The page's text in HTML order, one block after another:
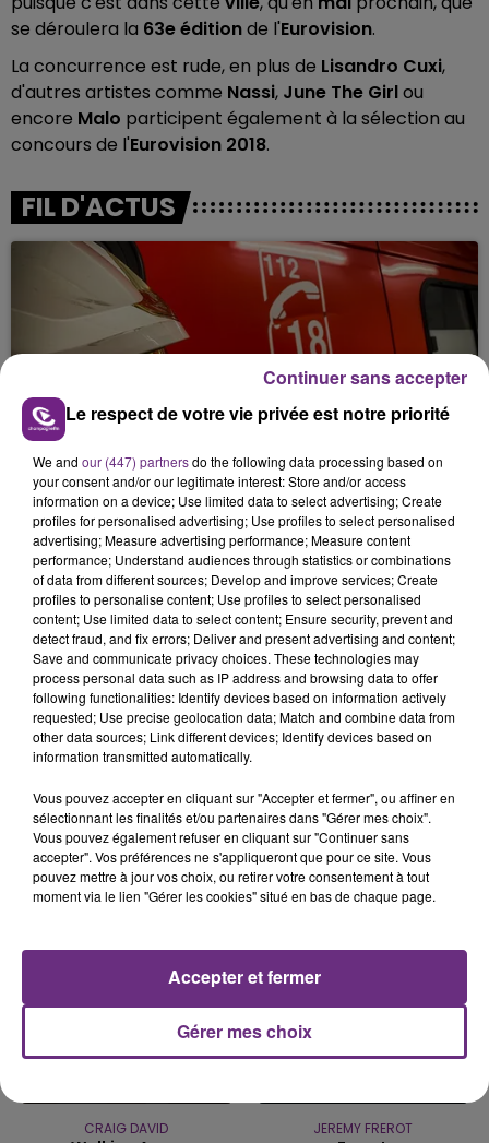
se déroulera la 63e éditionde l'Eurovision.
La concurrence est rude, en plus de Lisandro Cuxi,
d'autres artistes comme Nassi, June The Girlou
encore Malo participent également à la sélection au
concours de l'Eurovision 2018.
FIL D'ACTUS
UN FEU DE REMORQUE BLOQUE LA
CIRCULATION DANS LES ARDENNES
Un feu de remorque s'est déclaré ce mercredi en
fin de matinée sur l'A34.
VENEZ FÊTER CE WEEK-END
L'ANNIVERSAIRE DE WOINIC
Ce samedi 8 août sera un grand jour :
l'anniversaire du plus gros sanglier du monde.
Une fête est donc organisée et vous êtes tous
conviés !
TITRES DIFFUSÉS
10h38
10h38
CRAIG DAVID
10h35
10h35
JEREMY FREROT
Le respect de votre vie privée est notre priorité
We and our (447) partnersdo the following data processing based on
your consent and/or our legitimate interest: Store and/or access
information on a device; Use limited data to select advertising; Create
profiles for personalised advertising; Use profiles to select personalised
advertising; Measure advertising performance; Measure content
performance; Understand audiences through statistics or combinations
of data from different sources; Develop and improve services; Create
profiles to personalise content; Use profiles to select personalised
content; Use limited data to select content; Ensure security, prevent and
detect fraud, and fix errors; Deliver and present advertising and content;
Save and communicate privacy choices. These technologies may
process personal data such as IP address and browsing data to offer
following functionalities: Identify devices based on information actively
requested; Use precise geolocation data; Match and combine data from
other data sources; Link different devices; Identify devices based on
information transmitted automatically.
Vous pouvez accepter en cliquant sur "Accepter et fermer", ou affiner en
sélectionnant les finalités et/ou partenaires dans "Gérer mes choix".
Vous pouvez également refuser en cliquant sur "Continuer sans
accepter". Vos préférences ne s'appliqueront que pour ce site. Vous
pouvez mettre à jour vos choix, ou retirer votre consentement à tout
moment via le lien "Gérer les cookies" situé en bas de chaque page.
Gérer mes choix
Accepter et fermer
Continuer sans accepter